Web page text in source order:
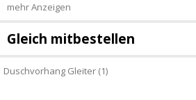
mehr Anzeigen
Gleich mitbestellen
Duschvorhang Gleiter (1)